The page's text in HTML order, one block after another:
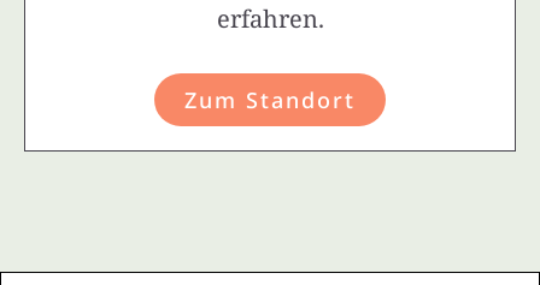
erfahren.
Zum Standort